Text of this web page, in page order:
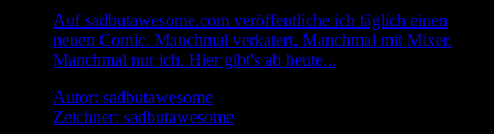
Auf sadbutawesome.com veröffentliche ich täglich einen
neuen Comic. Manchmal verkatert. Manchmal mit Mixer.
Manchmal nur ich. Hier gibt's ab heute...
Autor: sadbutawesome
Zeichner: sadbutawesome